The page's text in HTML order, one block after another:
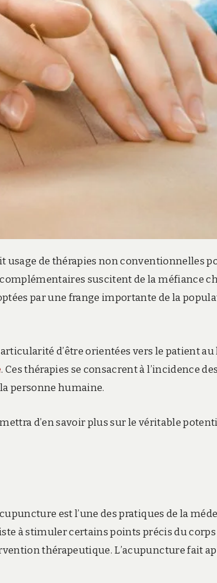
usage de thérapies non conventionnelles
suscitent de la méfiance
par une frange importante de la
d’être orientées vers le patient au
. Ces thérapies se consacrent à l’incidence
personne humaine.
d’en savoir plus sur le véritable
est l’une des pratiques de la
à stimuler certains points précis du
thérapeutique. L’acupuncture fait